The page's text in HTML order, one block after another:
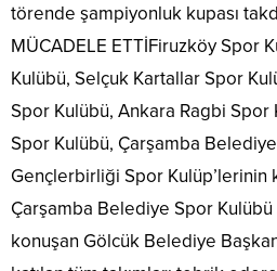
törende şampiyonluk kupası
MÜCADELE ETTİFiruzköy Spor
Kulübü, Selçuk Kartallar Spor
Spor Kulübü, Ankara Ragbi
Spor Kulübü, Çarşamba
Gençlerbirliği Spor Kulüp’lerinin
Çarşamba Belediye Spor
konuşan Gölcük Belediye